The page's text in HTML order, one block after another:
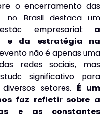
o encerramento das
no Brasil destaca um
empresarial: a
e da estratégia na
não é apenas uma
redes sociais, mas
significativo para
setores. É um
faz refletir sobre a
e as constantes